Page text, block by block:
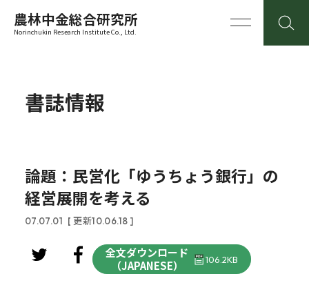
農林中金総合研究所
Norinchukin Research Institute Co., Ltd.
書誌情報
論題：民営化「ゆうちょう銀行」の
経営展開を考える
07.07.01 [ 更新10.06.18 ]
全文ダウンロード
（JAPANESE）
106.2KB